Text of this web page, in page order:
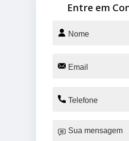
Entre em